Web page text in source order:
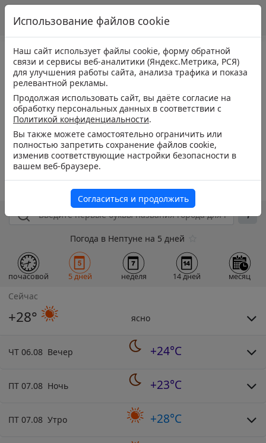
Погода в Нептуне на 5 дней
почасовой 5 дней неделя 14 дней месяц
Сейчас
+28° ясно
ЧТ 06.08 Вечер +24°C
ПТ 07.08 Ночь +23°C
ПТ 07.08 Утро +28°C
Использование файлов cookie
Наш сайт использует файлы cookie, форму обратной
связи и сервисы веб-аналитики (Яндекс.Метрика, РСЯ)
для улучшения работы сайта, анализа трафика и показа
релевантной рекламы.
Продолжая использовать сайт, вы даёте согласие на
обработку персональных данных в соответствии с
Политикой конфиденциальности.
Вы также можете самостоятельно ограничить или
полностью запретить сохранение файлов cookie,
изменив соответствующие настройки безопасности в
вашем веб-браузере.
Согласиться и продолжить